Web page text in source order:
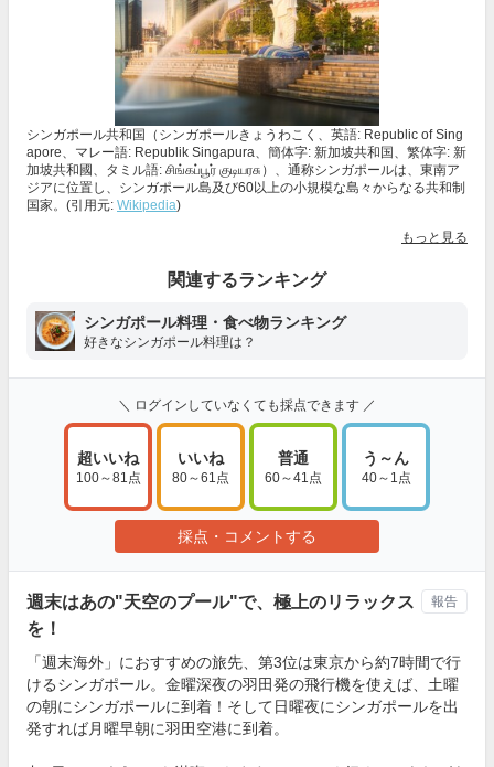
シンガポール共和国（シンガポールきょうわこく、英語: Republic of Sing
apore、マレー語: Republik Singapura、簡体字: 新加坡共和国、繁体字: 新
加坡共和國、タミル語: சிங்கப்பூர் குடியரசு）、通称シンガポールは、東南ア
ジアに位置し、シンガポール島及び60以上の小規模な島々からなる共和制
国家。(引用元: Wikipedia)
もっと見る
関連するランキング
シンガポール料理・食べ物ランキング
好きなシンガポール料理は？
＼ ログインしていなくても採点できます ／
超いいね
100～81点
いいね
80～61点
普通
60～41点
う～ん
40～1点
採点・コメントする
週末はあの"天空のプール"で、極上のリラックス
を！
「週末海外」におすすめの旅先、第3位は東京から約7時間で行
けるシンガポール。金曜深夜の羽田発の飛行機を使えば、土曜
の朝にシンガポールに到着！そして日曜夜にシンガポールを出
発すれば月曜早朝に羽田空港に到着。
報告